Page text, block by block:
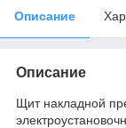
Описание
Описание
Щит накладной